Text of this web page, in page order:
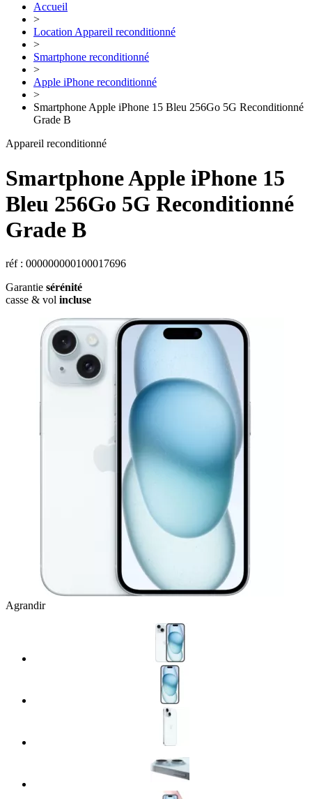
Accueil
>
Location Appareil reconditionné
>
Smartphone reconditionné
>
Apple iPhone reconditionné
>
Smartphone Apple iPhone 15 Bleu 256Go 5G Reconditionné
Grade B
Appareil reconditionné
Smartphone Apple iPhone 15
Bleu 256Go 5G Reconditionné
Grade B
réf : 000000000100017696
Garantie sérénité
casse & vol incluse
Agrandir